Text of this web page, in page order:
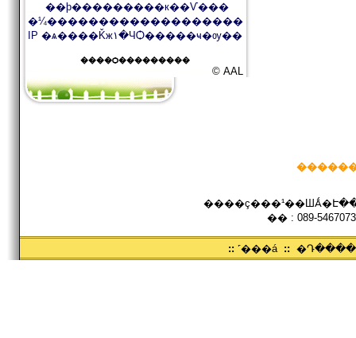
��þ���������к��Ѵ���
�¼�������������������
IP �ѧ����Ǩж١�ЧѺ�����ҹ�ѹ��
����Ѻ���������
© AAL
�� : 089-
:: ˹���á ::